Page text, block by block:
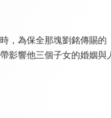
，為保全那塊劉銘傳賜
影響他三個子女的婚姻與